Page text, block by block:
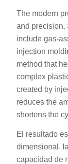
The modern
and precision.
include gas-
injection
method that
complex
created by
reduces the
shortens the
El resultado
dimensional,
capacidad de